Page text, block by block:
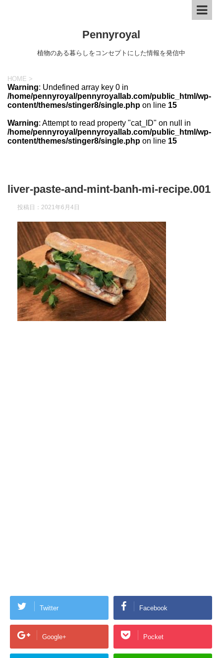
Pennyroyal
植物のある暮らしをコンセプトにした情報を発信中
HOME >
Warning: Undefined array key 0 in
/home/pennyroyal/pennyroyallab.com/public_html/wp-
content/themes/stinger8/single.php on line 15
Warning: Attempt to read property "cat_ID" on null in
/home/pennyroyal/pennyroyallab.com/public_html/wp-
content/themes/stinger8/single.php on line 15
liver-paste-and-mint-banh-mi-recipe.001
投稿日： 2021年6月4日
Twitter Facebook
Google+ Pocket